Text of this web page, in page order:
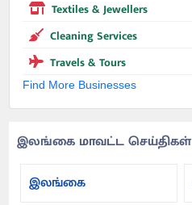
Textiles & Jewellers
Cleaning Services
Travels & Tours
Find More Businesses
இலங்கை மாவட்ட செய்திகள்
இலங்கை